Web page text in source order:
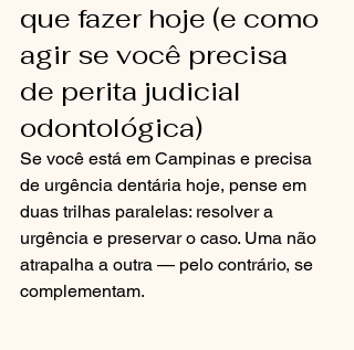
que fazer hoje (e como
agir se você precisa
de perita judicial
odontológica)
Se você está em Campinas e precisa
de urgência dentária hoje, pense em
duas trilhas paralelas: resolver a
urgência e preservar o caso. Uma não
atrapalha a outra — pelo contrário, se
complementam.